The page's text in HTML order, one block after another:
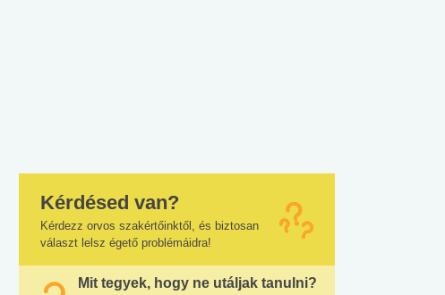
Kérdésed van?
Kérdezz orvos szakértőinktől, és biztosan
választ lelsz égető problémáidra!
Mit tegyek, hogy ne utáljak tanulni?